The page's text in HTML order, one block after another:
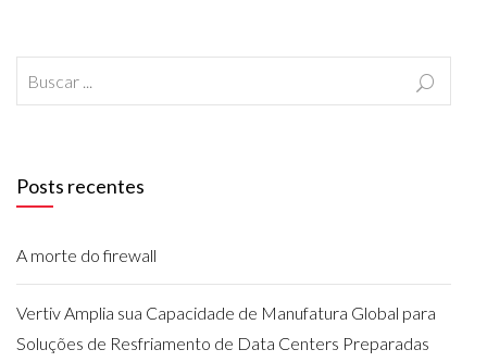
Posts recentes
A morte do firewall
Vertiv Amplia sua Capacidade de Manufatura Global para
Soluções de Resfriamento de Data Centers Preparadas